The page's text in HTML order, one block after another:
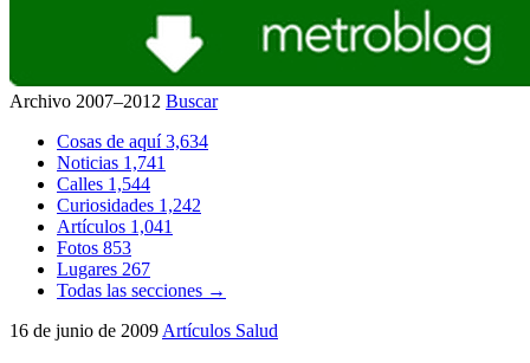
Archivo 2007–2012 Buscar
Cosas de aquí3,634
Noticias 1,741
Calles 1,544
Curiosidades 1,242
Artículos 1,041
Fotos 853
Lugares 267
Todas las secciones →
16 de junio de 2009 Artículos Salud